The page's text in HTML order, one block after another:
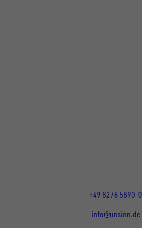
+49 8276 5890-0
info@unsinn.de